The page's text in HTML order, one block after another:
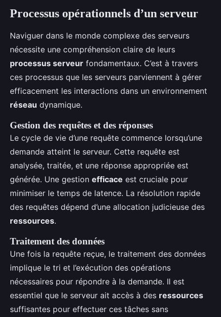
Processus opérationnels d’un serveur
Naviguer dans le monde complexe des serveurs
nécessite une compréhension claire de leurs
processus serveur fondamentaux. C’est à travers
ces processus que les serveurs parviennent à gérer
efficacement les interactions dans un environnement
réseau dynamique.
Gestion des requêtes et des réponses
Le cycle de vie d’une requête commence lorsqu’une
demande atteint le serveur. Cette requête est
analysée, traitée, et une réponse appropriée est
générée. Une gestion efficace est cruciale pour
minimiser le temps de latence. La résolution rapide
des requêtes dépend d’une allocation judicieuse des
ressources.
Traitement des données
Une fois la requête reçue, le traitement des données
implique le tri et l’exécution des opérations
nécessaires pour répondre à la demande. Il est
essentiel que le serveur ait accès à des ressources
suffisantes pour effectuer ces tâches sans